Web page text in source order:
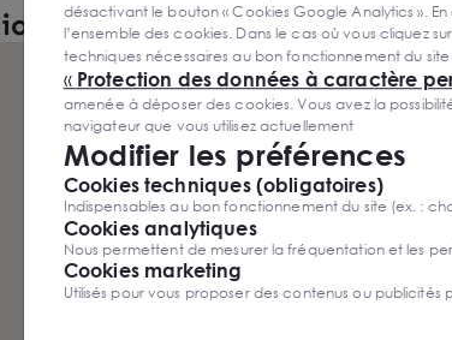
et Transports
désactivant le bouton « Cookies Google Analytics ».
l’ensemble des cookies. Dans le cas où vous cliquez sur
techniques nécessaires au bon fonctionnement du
« Protection des données à caractère
amenée à déposer des cookies. Vous avez la
navigateur que vous utilisez actuellement
Modifier les préférences
Cookies techniques (obligatoires)
Indispensables au bon fonctionnement du site (ex. :
Cookies analytiques
Nous permettent de mesurer la fréquentation et les
Cookies marketing
Utilisés pour vous proposer des contenus ou